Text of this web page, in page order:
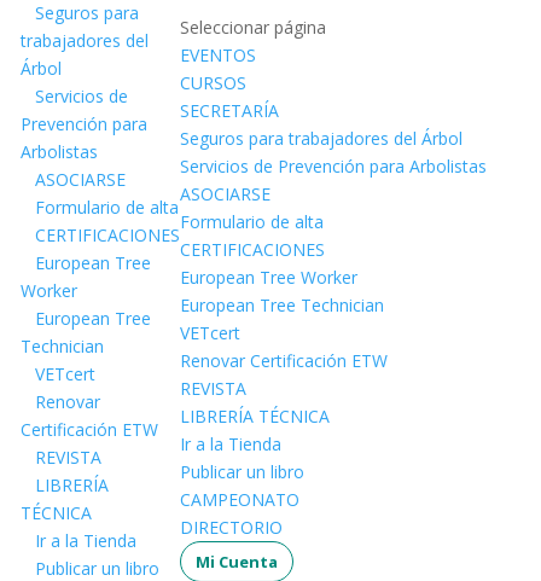
Seguros para
trabajadores del
Árbol
Servicios de
Prevención para
Arbolistas
ASOCIARSE
Formulario de alta
CERTIFICACIONES
European Tree
Worker
European Tree
Technician
VETcert
Renovar
Certificación ETW
REVISTA
LIBRERÍA
TÉCNICA
Ir a la Tienda
Publicar un libro
Seleccionar página
EVENTOS
CURSOS
SECRETARÍA
Seguros para trabajadores del Árbol
Servicios de Prevención para Arbolistas
ASOCIARSE
Formulario de alta
CERTIFICACIONES
European Tree Worker
European Tree Technician
VETcert
Renovar Certificación ETW
REVISTA
LIBRERÍA TÉCNICA
Ir a la Tienda
Publicar un libro
CAMPEONATO
DIRECTORIO
Mi Cuenta